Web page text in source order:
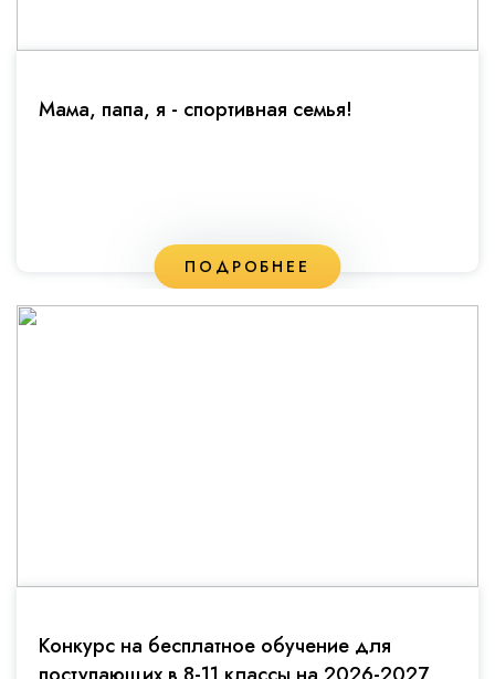
Мама, папа, я - спортивная семья!
ПОДРОБНЕЕ
Конкурс на бесплатное обучение для